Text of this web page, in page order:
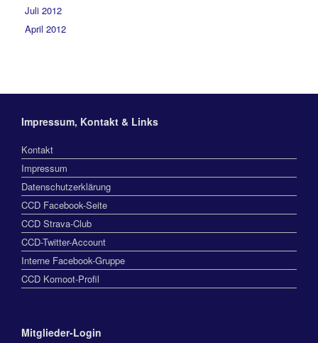
Juli 2012
April 2012
Impressum, Kontakt & Links
Kontakt
Impressum
Datenschutzerklärung
CCD Facebook-Seite
CCD Strava-Club
CCD-Twitter-Account
Interne Facebook-Gruppe
CCD Komoot-Profil
Mitglieder-Login